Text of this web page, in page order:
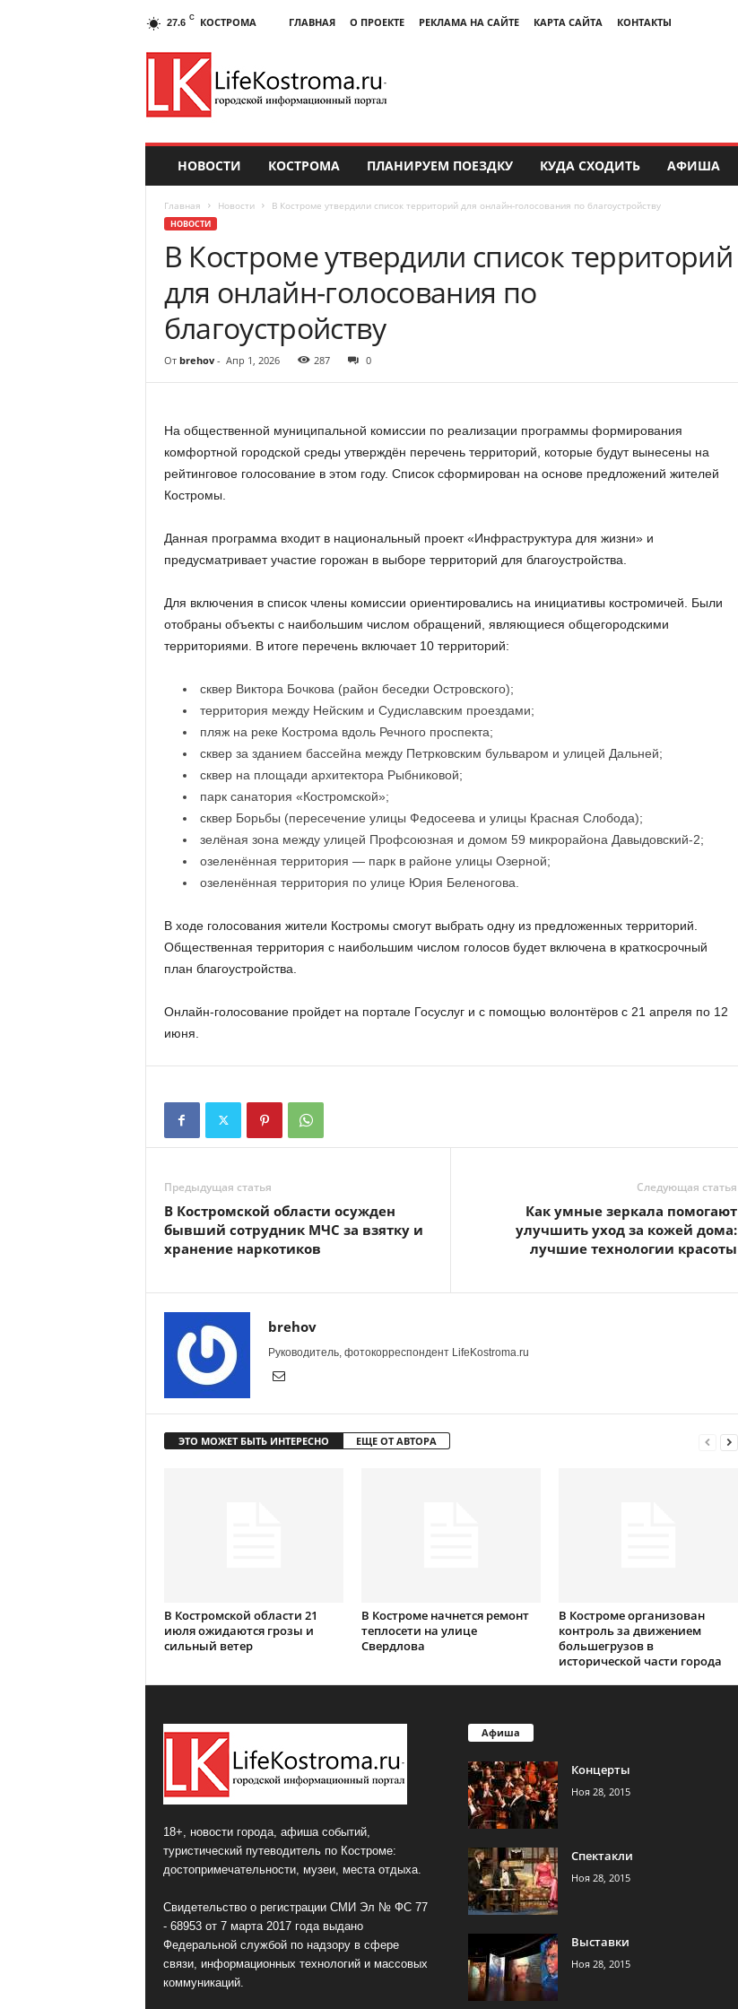
27.6 C КОСТРОМА ГЛАВНАЯ О ПРОЕКТЕ РЕКЛАМА НА САЙТЕ КАРТА САЙТА КОНТАКТЫ
НОВОСТИ КОСТРОМА ПЛАНИРУЕМ ПОЕЗДКУ КУДА СХОДИТЬ АФИША
Главная Новости В Костроме утвердили список территорий для онлайн-голосования по благоустройству
НОВОСТИ
В Костроме утвердили список территорий
для онлайн-голосования по
благоустройству
От brehov- Апр 1, 2026 287 0
На общественной муниципальной комиссии по реализации программы формирования
комфортной городской среды утверждён перечень территорий, которые будут вынесены на
рейтинговое голосование в этом году. Список сформирован на основе предложений жителей
Костромы.
Данная программа входит в национальный проект «Инфраструктура для жизни» и
предусматривает участие горожан в выборе территорий для благоустройства.
Для включения в список члены комиссии ориентировались на инициативы костромичей. Были
отобраны объекты с наибольшим числом обращений, являющиеся общегородскими
территориями. В итоге перечень включает 10 территорий:
сквер Виктора Бочкова (район беседки Островского);
территория между Нейским и Судиславским проездами;
пляж на реке Кострома вдоль Речного проспекта;
сквер за зданием бассейна между Петрковским бульваром и улицей Дальней;
сквер на площади архитектора Рыбниковой;
парк санатория «Костромской»;
сквер Борьбы (пересечение улицы Федосеева и улицы Красная Слобода);
зелёная зона между улицей Профсоюзная и домом 59 микрорайона Давыдовский-2;
озеленённая территория — парк в районе улицы Озерной;
озеленённая территория по улице Юрия Беленогова.
В ходе голосования жители Костромы смогут выбрать одну из предложенных территорий.
Общественная территория с наибольшим числом голосов будет включена в краткосрочный
план благоустройства.
Онлайн-голосование пройдет на портале Госуслуг и с помощью волонтёров с 21 апреля по 12
июня.
Предыдущая статья
В Костромской области осужден
бывший сотрудник МЧС за взятку и
хранение наркотиков
Следующая статья
Как умные зеркала помогают
улучшить уход за кожей дома:
лучшие технологии красоты
brehov
Руководитель, фотокорреспондент LifeKostroma.ru
ЭТО МОЖЕТ БЫТЬ ИНТЕРЕСНО ЕЩЕ ОТ АВТОРА
В Костромской области 21
июля ожидаются грозы и
сильный ветер
В Костроме начнется ремонт
теплосети на улице
Свердлова
В Костроме организован
контроль за движением
большегрузов в
исторической части города
18+, новости города, афиша событий,
туристический путеводитель по Костроме:
достопримечательности, музеи, места отдыха.
Свидетельство о регистрации СМИ Эл № ФС 77
- 68953 от 7 марта 2017 года выдано
Федеральной службой по надзору в сфере
связи, информационных технологий и массовых
коммуникаций.
Афиша
Концерты
Ноя 28, 2015
Спектакли
Ноя 28, 2015
Выставки
Ноя 28, 2015